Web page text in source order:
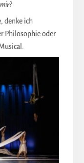
denke ich
Philosophie oder